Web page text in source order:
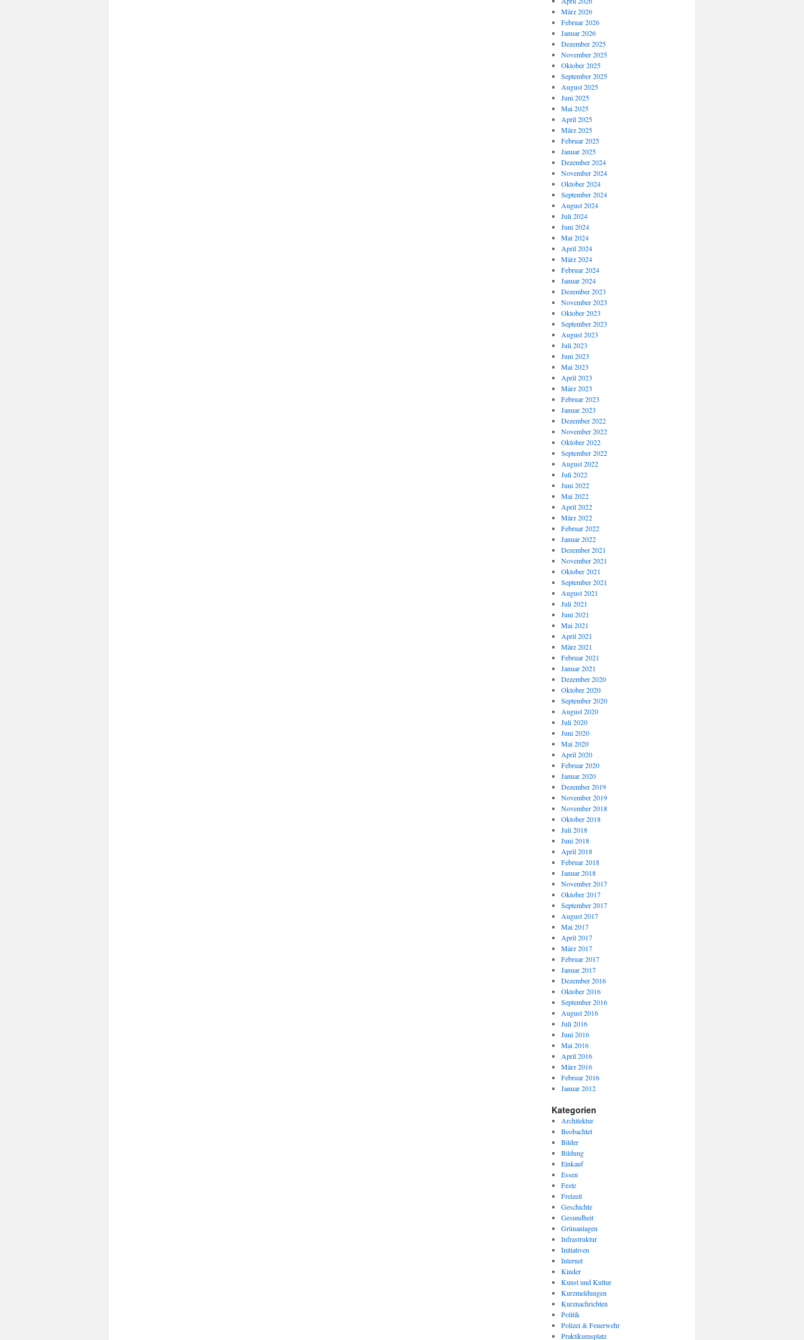
März 2026
Februar 2026
Januar 2026
Dezember 2025
November 2025
Oktober 2025
September 2025
August 2025
Juni 2025
Mai 2025
April 2025
März 2025
Februar 2025
Januar 2025
Dezember 2024
November 2024
Oktober 2024
September 2024
August 2024
Juli 2024
Juni 2024
Mai 2024
April 2024
März 2024
Februar 2024
Januar 2024
Dezember 2023
November 2023
Oktober 2023
September 2023
August 2023
Juli 2023
Juni 2023
Mai 2023
April 2023
März 2023
Februar 2023
Januar 2023
Dezember 2022
November 2022
Oktober 2022
September 2022
August 2022
Juli 2022
Juni 2022
Mai 2022
April 2022
März 2022
Februar 2022
Januar 2022
Dezember 2021
November 2021
Oktober 2021
September 2021
August 2021
Juli 2021
Juni 2021
Mai 2021
April 2021
März 2021
Februar 2021
Januar 2021
Dezember 2020
Oktober 2020
September 2020
August 2020
Juli 2020
Juni 2020
Mai 2020
April 2020
Februar 2020
Januar 2020
Dezember 2019
November 2019
November 2018
Oktober 2018
Juli 2018
Juni 2018
April 2018
Februar 2018
Januar 2018
November 2017
Oktober 2017
September 2017
August 2017
Mai 2017
April 2017
März 2017
Februar 2017
Januar 2017
Dezember 2016
Oktober 2016
September 2016
August 2016
Juli 2016
Juni 2016
Mai 2016
April 2016
März 2016
Februar 2016
Januar 2012
Kategorien
Architektur
Beobachtet
Bilder
Bildung
Einkauf
Essen
Feste
Freizeit
Geschichte
Gesundheit
Grünanlagen
Infrastruktur
Initiativen
Internet
Kinder
Kunst und Kultur
Kurzmeldungen
Kurznachrichten
Politik
Polizei & Feuerwehr
Praktikumsplatz